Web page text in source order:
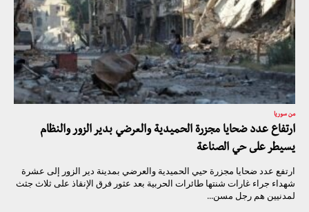
من سوريا
ارتفاع عدد ضحايا مجزرة الحميدية والعرضي بدير الزور والنظام
يسيطر على حي الصناعة
ارتفع عدد ضحايا مجزرة حيي الحميدية والعرضي بمدينة دير الزور إلى عشرة
شهداء جراء غارات شنتها طائرات الحربية بعد عثور فرق الإنقاذ على ثلاث جثث
لمدنيين هم رجل مسن...